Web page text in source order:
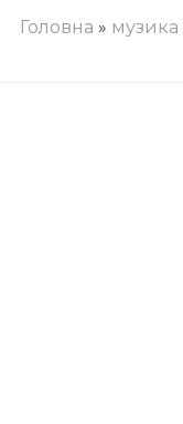
Головна » музика